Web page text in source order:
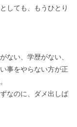
しても、もうひとり
ない、学歴がない、
事をやらない方が正
なのに、ダメ出しば